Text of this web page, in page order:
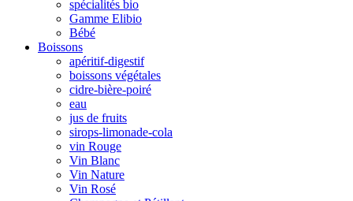
spécialités bio
Gamme Elibio
Bébé
Boissons
apéritif-digestif
boissons végétales
cidre-bière-poiré
eau
jus de fruits
sirops-limonade-cola
vin Rouge
Vin Blanc
Vin Nature
Vin Rosé